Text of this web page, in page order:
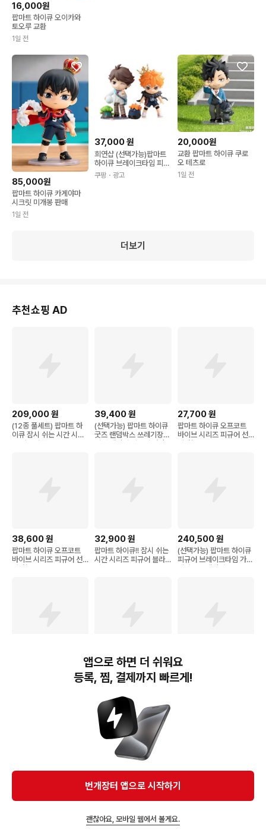
16,000원
팝마트 하이큐 오이카와
토오루 교환
1일 전
85,000원
팝마트 하이큐 카게야마
시크릿 미개봉 판매
1일 전
37,000원
희연샵 (선택가능)팝마트
하이큐 브레이크타임 피규
어 랜덤박스 보쿠토 코타
로
쿠팡 ・광고
20,000원
교환 팝마트 하이큐 쿠로
오 테츠로
1일 전
더보기
추천쇼핑 AD
209,000원
(12종 풀세트) 팝마트 하
이큐 잠시 쉬는 시간 시리
즈 피규어 풀박스
39,400원
(선택가능) 팝마트 하이큐
굿즈 랜덤박스 쓰레기장의
결전 캐릭터 피규어 가챠
27,700원
팝마트 하이큐 오프코트
바이브 시리즈 피규어 선
택가능
38,600원
팝마트 하이큐 오프코트
바이브 시리즈 피규어 선
32,900원
팝마트 하이큐!! 잠시 쉬는
시간 시리즈 피규어 블라
240,500원
(선택가능) 팝마트 하이큐
피규어 브레이크타임 가챠
팝마트 GONG 레조넌스
하이큐 쓰레기장의 결전
39,300원
팝마트 하이큐 오프코트
바이브 시리즈 피규어 선
66,400
팝마트 하이큐 브레이크
야마구치 피규어 시리즈
번개장터(주) 사업자정보, 이용약관 및 기타 법적고지
번개장터㈜는 통신판매중개자이며, 통신판매의 당사자가 아닙니다. 전자상거래 등에서의
소비자보호에 관한 법률 등 관련 법령 및 번개장터㈜의 약관에 따라 상품, 상품정보, 거래에 관한 책임은
개별 판매자에게 귀속하고, 번개장터㈜는 원칙적으로 회원간 거래에 대하여 책임을 지지 않습니다.
다만, 번개장터㈜가 직접 판매하는 상품에 대한 책임은 번개장터㈜에게 귀속합니다.
앱으로 하면 더 쉬워요
등록, 찜, 결제까지 빠르게!
번개장터 앱으로 시작하기
괜찮아요, 모바일 웹에서 볼게요.